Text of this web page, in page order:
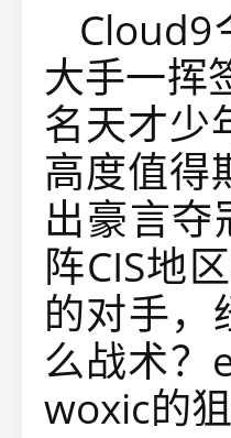
Cloud9
大手一挥
名天才少
高度值得
出豪言夺
阵CIS地
的对手，
么战术？
woxic的